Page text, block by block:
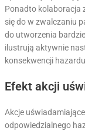
Ponadto kolaboracja
się do w zwalczaniu
do utworzenia
ilustrują aktywnie
konsekwencji
Efekt akcji
Akcje
odpowiedzialnego